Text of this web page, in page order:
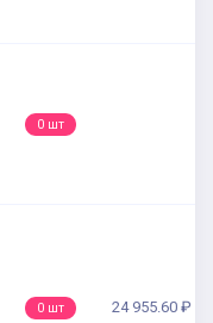
0 шт
0 шт 24 955.60 ₽